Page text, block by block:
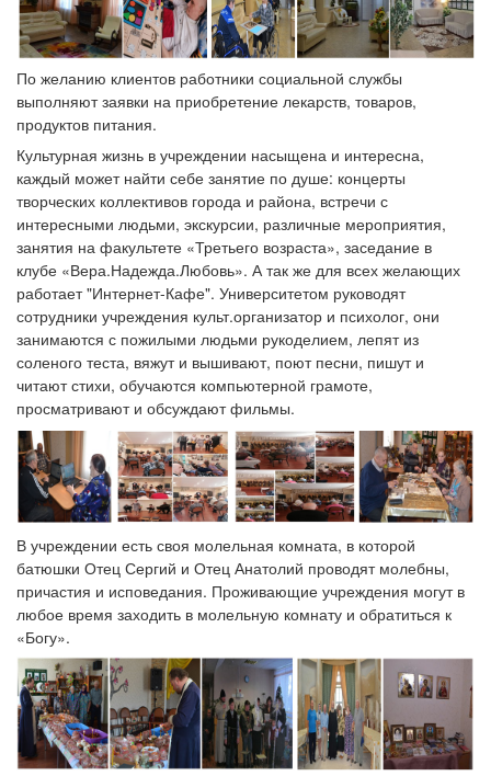
По желанию клиентов работники социальной службы
выполняют заявки на приобретение лекарств, товаров,
продуктов питания.
Культурная жизнь в учреждении насыщена и интересна,
каждый может найти себе занятие по душе: концерты
творческих коллективов города и района, встречи с
интересными людьми, экскурсии, различные мероприятия,
занятия на факультете «Третьего возраста», заседание в
клубе «Вера.Надежда.Любовь». А так же для всех желающих
работает "Интернет-Кафе". Университетом руководят
сотрудники учреждения культ.организатор и психолог, они
занимаются с пожилыми людьми рукоделием, лепят из
соленого теста, вяжут и вышивают, поют песни, пишут и
читают стихи, обучаются компьютерной грамоте,
просматривают и обсуждают фильмы.
В учреждении есть своя молельная комната, в которой
батюшки Отец Сергий и Отец Анатолий проводят молебны,
причастия и исповедания. Проживающие учреждения могут в
любое время заходить в молельную комнату и обратиться к
«Богу».